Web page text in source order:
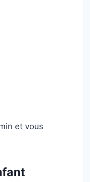
et vous